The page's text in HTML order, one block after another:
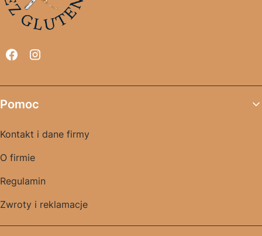
Linki w stopce
Pomoc
Kontakt i dane firmy
O firmie
Regulamin
Zwroty i reklamacje